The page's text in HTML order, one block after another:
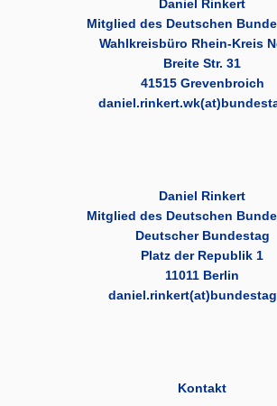
Daniel Rinkert
Mitglied des Deutschen
Wahlkreisbüro Rhein-Kreis
Breite Str. 31
41515 Grevenbroich
Daniel Rinkert
Mitglied des Deutschen
Deutscher Bundestag
Platz der Republik 1
11011 Berlin
Kontakt